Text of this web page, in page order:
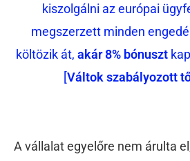
kiszolgálni az európai
megszerzett minden
költözik át, akár 8% bónuszt
[Váltok szabályozott
A vállalat egyelőre nem árulta